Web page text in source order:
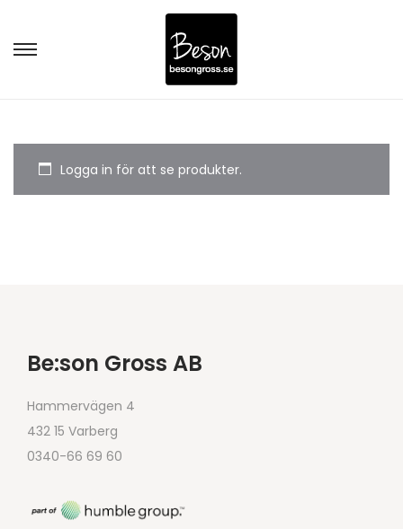
Logga in för att se produkter.
Be:son Gross AB
Hammervägen 4
432 15 Varberg
0340-66 69 60